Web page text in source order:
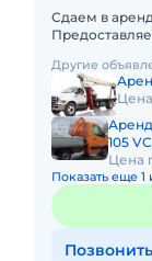
Сдаем в
спецтехники
Другие
105
Цена
Показать еще 1
Позвонить